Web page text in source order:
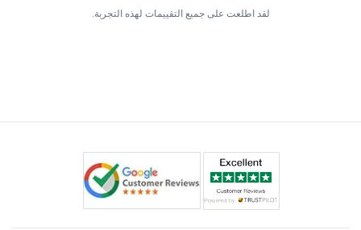
لقد اطلعت على جميع التقييمات لهذه التجربة.